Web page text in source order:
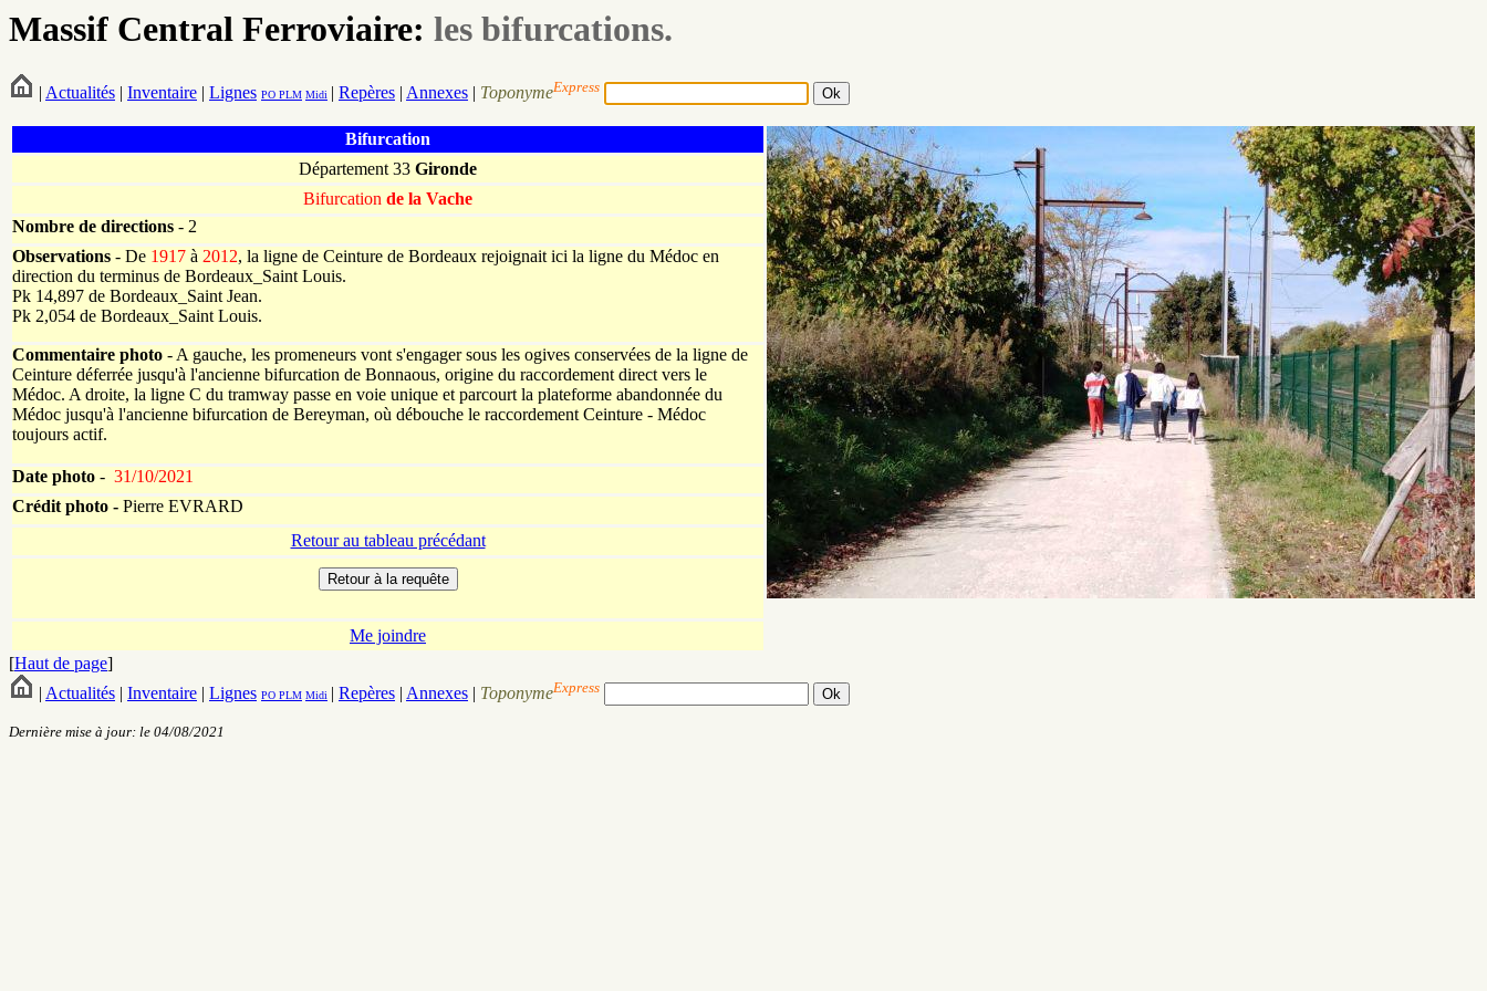
Massif Central Ferroviaire: les bifurcations.
| Actualités | Inventaire | Lignes PO PLM Midi | Repères | Annexes | ToponymeExpress
Bifurcation
Département 33 Gironde
Bifurcation de la Vache
Nombre de directions - 2
Observations - De 1917 à 2012, la ligne de Ceinture de Bordeaux rejoignait ici la ligne du Médoc en
direction du terminus de Bordeaux_Saint Louis.
Pk 14,897 de Bordeaux_Saint Jean.
Pk 2,054 de Bordeaux_Saint Louis.
Commentaire photo - A gauche, les promeneurs vont s'engager sous les ogives conservées de la ligne de
Ceinture déferrée jusqu'à l'ancienne bifurcation de Bonnaous, origine du raccordement direct vers le
Médoc. A droite, la ligne C du tramway passe en voie unique et parcourt la plateforme abandonnée du
Médoc jusqu'à l'ancienne bifurcation de Bereyman, où débouche le raccordement Ceinture - Médoc
toujours actif.
Date photo - 31/10/2021
Crédit photo - Pierre EVRARD
Retour au tableau précédant
Me joindre
[Haut de page]
| Actualités | Inventaire | Lignes PO PLM Midi | Repères | Annexes | ToponymeExpress
Dernière mise à jour: le 04/08/2021